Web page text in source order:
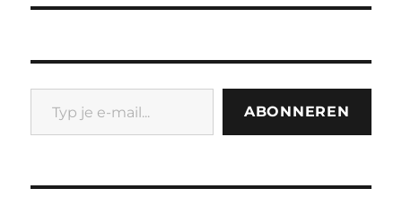
Typ je e-mail...
ABONNEREN